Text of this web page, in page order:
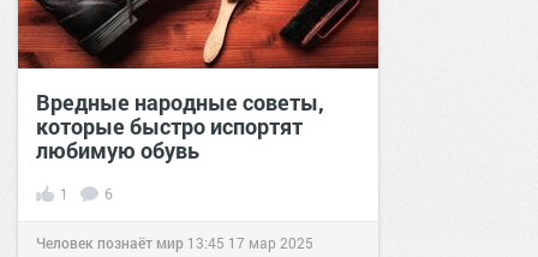
Вредные народные советы,
которые быстро испортят
любимую обувь
1 6
Человек познаёт мир 13:45 17 мар 2025